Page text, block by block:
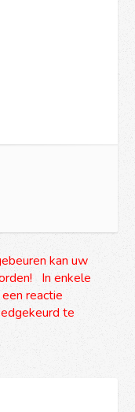
kan uw
In enkele
reactie
te